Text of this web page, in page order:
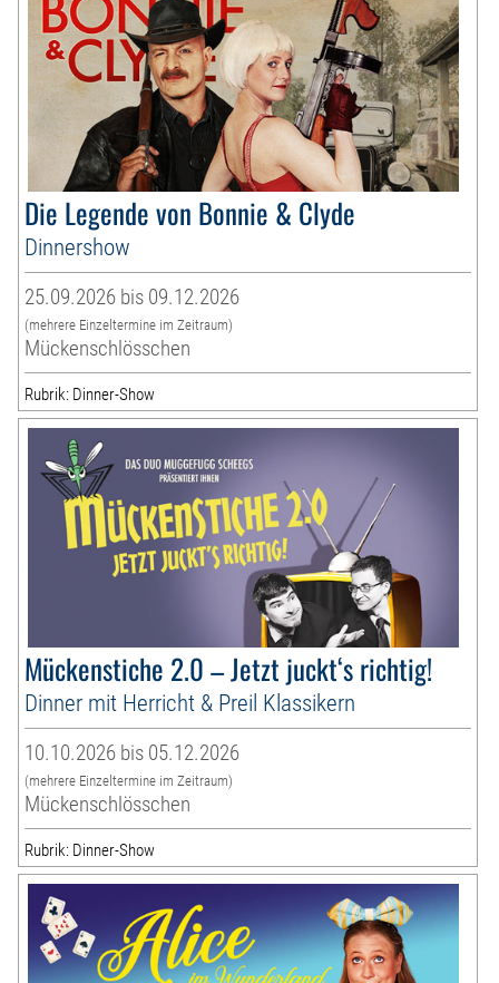
Die Legende von Bonnie & Clyde
Dinnershow
25.09.2026 bis 09.12.2026
(mehrere Einzeltermine im Zeitraum)
Mückenschlösschen
Rubrik: Dinner-Show
Mückenstiche 2.0 – Jetzt juckt‘s richtig!
Dinner mit Herricht & Preil Klassikern
10.10.2026 bis 05.12.2026
(mehrere Einzeltermine im Zeitraum)
Mückenschlösschen
Rubrik: Dinner-Show